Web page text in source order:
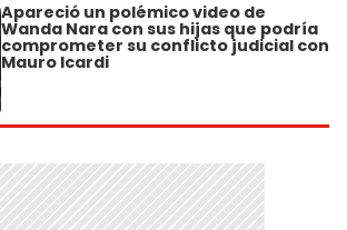
Apareció un polémico video de
Wanda Nara con sus hijas que podría
comprometer su conflicto judicial con
Mauro Icardi